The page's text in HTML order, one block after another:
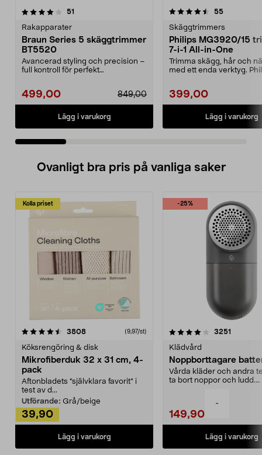
-
51
Rakapparater
Braun Series 5 skäggtrimmer
BT5520
Avancerad styling och precision –
full kontroll för perfekt
499,00 849,00
Lägg i varukorg
4.5 av 5 stjärnor 55recensioner
Skäggtrimmers
Philips MG3920/15
7-i-1 All-in-One
Trimma skägg, hår och
med ett enda verktyg.
399,00
Lägg i varukorg
4.5 av 5 stjärnor
Ovanligt bra pris på vanliga saker
Kolla priset
3808recensioner (9,97/st)
Köksrengöring & disk
Mikrofiberduk 32 x 31 cm, 4-
pack
Aftonbladets "självklara favorit” i
test av d...
Utförande: Grå/beige
39,90
Lägg i varukorg
-25%
4.0av 5 stjärnor 3251
Klädvård
Noppborttagare
Vårda kläder och andra
ta bort noppor och ludd.
149,90
Lägg i varukorg
4.5av 5 stjärnor